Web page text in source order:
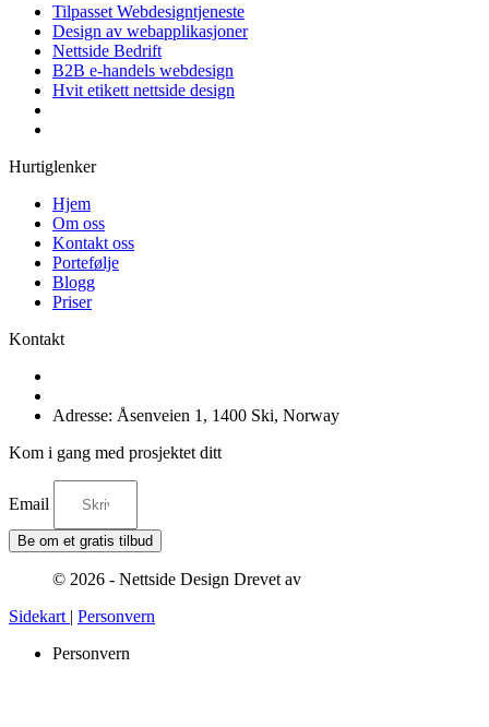
Tilpasset Webdesigntjeneste
Design av webapplikasjoner
Nettside Bedrift
B2B e-handels webdesign
Hvit etikett nettside design
Hurtiglenker
Hjem
Om oss
Kontakt oss
Portefølje
Blogg
Priser
Kontakt
Adresse: Åsenveien 1, 1400 Ski, Norway
Kom i gang med prosjektet ditt
Email
Be om et gratis tilbud
© 2026 - Nettside Design Drevet av
Sidekart | Personvern
Personvern